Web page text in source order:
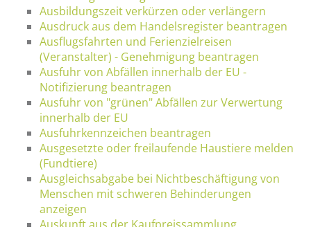
Ausbildungszeit verkürzen oder verlängern
Ausdruck aus dem Handelsregister beantragen
Ausflugsfahrten und Ferienzielreisen
(Veranstalter) - Genehmigung beantragen
Ausfuhr von Abfällen innerhalb der EU -
Notifizierung beantragen
Ausfuhr von "grünen" Abfällen zur Verwertung
innerhalb der EU
Ausfuhrkennzeichen beantragen
Ausgesetzte oder freilaufende Haustiere melden
(Fundtiere)
Ausgleichsabgabe bei Nichtbeschäftigung von
Menschen mit schweren Behinderungen
anzeigen
Auskunft aus der Kaufpreissammlung